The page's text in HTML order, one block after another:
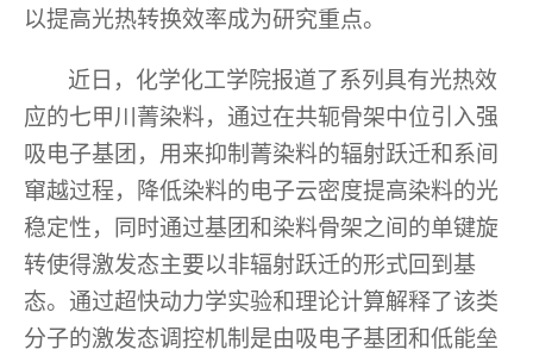
以提高光热转换效率成为研究重点。
近日，化学化工学院报道了系列具有光热效
应的七甲川菁染料，通过在共轭骨架中位引入强
吸电子基团，用来抑制菁染料的辐射跃迁和系间
窜越过程，降低染料的电子云密度提高染料的光
稳定性，同时通过基团和染料骨架之间的单键旋
转使得激发态主要以非辐射跃迁的形式回到基
态。通过超快动力学实验和理论计算解释了该类
分子的激发态调控机制是由吸电子基团和低能垒